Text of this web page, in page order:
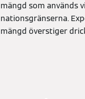
mängd som används
nationsgränserna.
mängd överstiger